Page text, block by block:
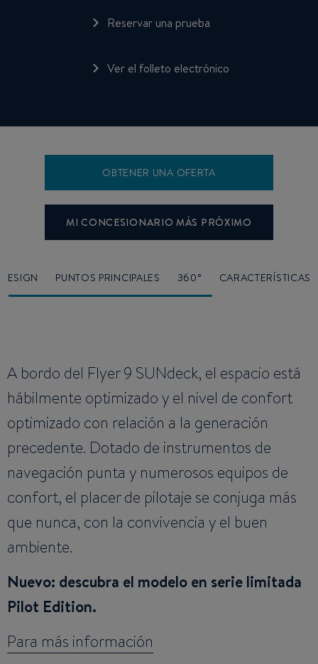
Reservar una prueba
Ver el folleto electrónico
OBTENER UNA OFERTA
MI CONCESIONARIO MÁS PRÓXIMO
DESIGN PUNTOS PRINCIPALES 360° CARACTERÍSTICAS
A bordo del Flyer 9 SUNdeck, el espacio está
hábilmente optimizado y el nivel de confort
optimizado con relación a la generación
precedente. Dotado de instrumentos de
navegación punta y numerosos equipos de
confort, el placer de pilotaje se conjuga más
que nunca, con la convivencia y el buen
ambiente.
Nuevo: descubra el modelo en serie limitada
Pilot Edition.
Para más información